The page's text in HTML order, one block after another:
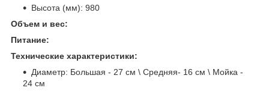
Высота (мм): 980
Объем и вес:
Питание:
Технические характеристики:
Диаметр: Большая - 27 см \ Средняя- 16 см \ Мойка -
24 см